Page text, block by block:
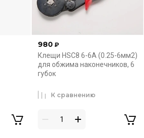
980 ₽
Клещи HSC8 6-6A (0.25-6мм2)
для обжима наконечников, 6
губок
К сравнению